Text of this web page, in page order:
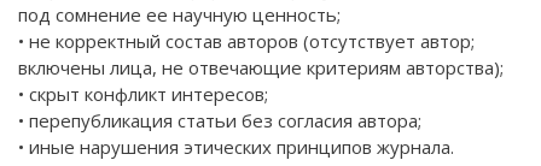
под сомнение ее научную ценность;
• не корректный состав авторов (отсутствует автор;
включены лица, не отвечающие критериям авторства);
• скрыт конфликт интересов;
• перепубликация статьи без согласия автора;
• иные нарушения этических принципов журнала.